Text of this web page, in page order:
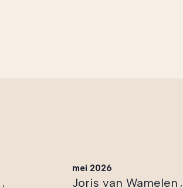
,
mei 2026
Joris van Wamelen ,